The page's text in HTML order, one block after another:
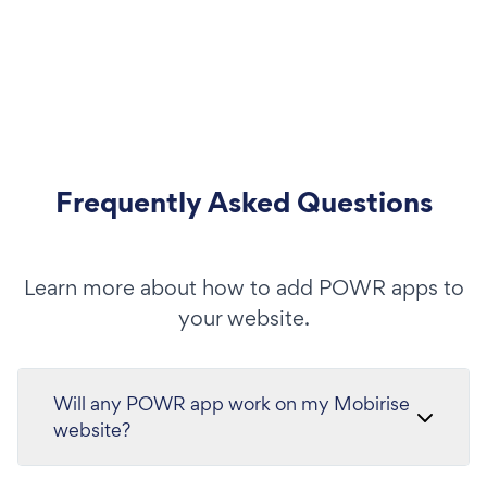
Frequently Asked Questions
Learn more about how to add POWR apps to
your website.
Will any POWR app work on my Mobirise
website?